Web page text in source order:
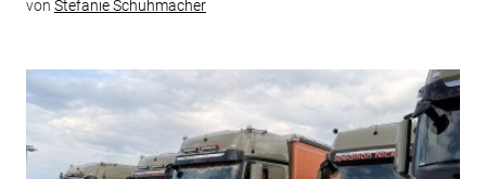
von Stefanie Schuhmacher